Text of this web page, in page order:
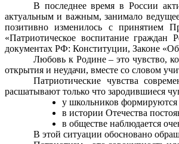
В последнее время в России
актуальным и важным, занимало
позитивно изменилось с принятием
«Патриотическое воспитание граждан
документах РФ: Конституции, Законе
Любовь к Родине – это чувство,
открытия и неудачи, вместе со словом
Патриотические чувства
расшатывают только что зародившиеся
у школьников формируются
в истории Отечества
в обществе наблюдается
В этой ситуации обосновано